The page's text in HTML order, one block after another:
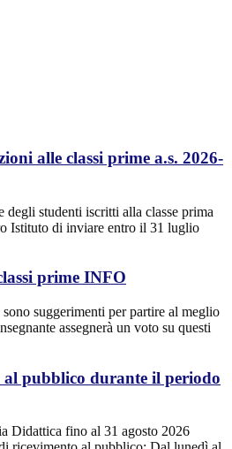
alle classi prime a.s. 2026-
studenti iscritti alla classe prima
Istituto di inviare entro il 31 luglio
prime INFO
suggerimenti per partire al meglio
assegnerà un voto su questi
pubblico durante il periodo
Didattica fino al 31 agosto 2026